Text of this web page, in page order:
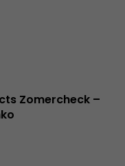
Zomercheck –